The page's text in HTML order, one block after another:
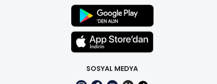
SOSYAL MEDYA